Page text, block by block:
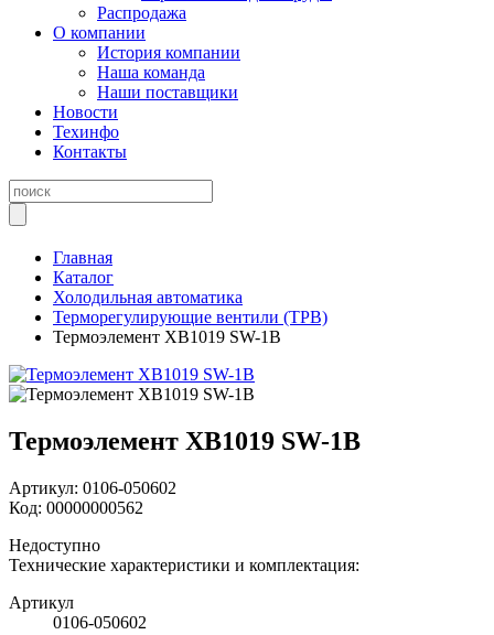
Распродажа
О компании
История компании
Наша команда
Наши поставщики
Новости
Техинфо
Контакты
Главная
Каталог
Холодильная автоматика
Терморегулирующие вентили (ТРВ)
Термоэлемент ХВ1019 SW-1B
Термоэлемент ХВ1019 SW-1B
Артикул: 0106-050602
Код: 00000000562
Недоступно
Технические характеристики и комплектация:
Артикул
0106-050602